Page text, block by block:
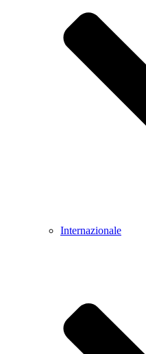
Internazionale